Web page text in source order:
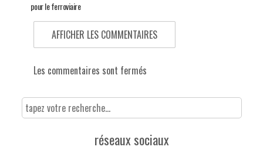
pour le ferroviaire
AFFICHER LES COMMENTAIRES
Les commentaires sont fermés
réseaux sociaux